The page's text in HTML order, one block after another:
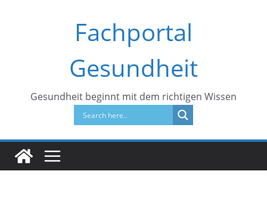
Fachportal
Gesundheit
Gesundheit beginnt mit dem richtigen Wissen